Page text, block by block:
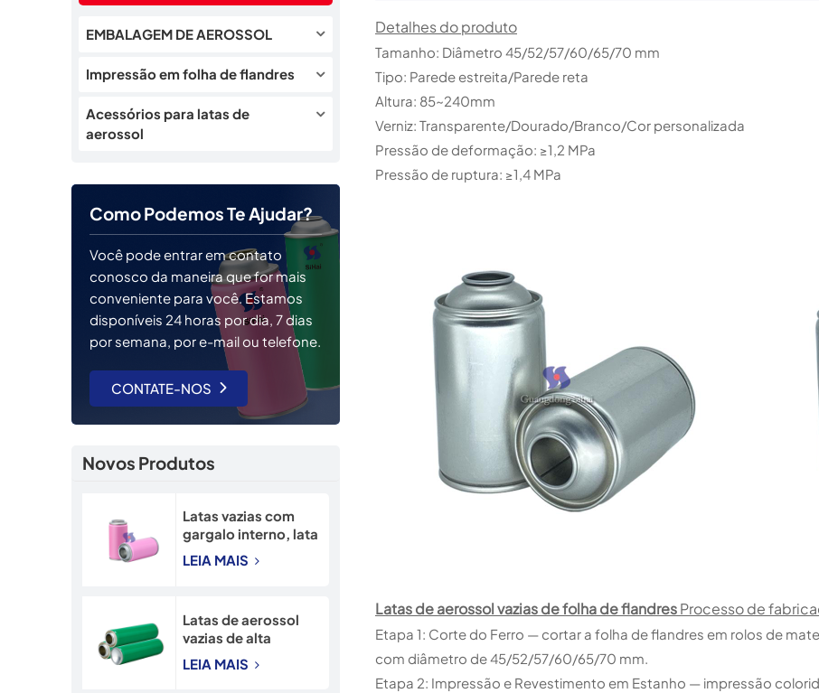
EMBALAGEM DE AEROSSOL
Impressão em folha de flandres
Acessórios para latas de
aerossol
Como Podemos Te Ajudar?
Você pode entrar em contato
conosco da maneira que for mais
conveniente para você. Estamos
disponíveis 24 horas por dia, 7 dias
por semana, por e-mail ou telefone.
CONTATE-NOS
Novos Produtos
Latas vazias com
gargalo interno, lata
recarregável de 45
mm, lata de spray de
LEIA MAIS
Latas de aerossol
vazias de alta
qualidade, com
gargalo de
LEIA MAIS
Detalhes do produto
Tamanho: Diâmetro 45/52/57/60/65/70 mm
Tipo: Parede estreita/Parede reta
Altura: 85~240mm
Verniz: Transparente/Dourado/Branco/Cor personalizada
Pressão de deformação: ≥1,2 MPa
Pressão de ruptura: ≥1,4 MPa
Latas de aerossol vazias de folha de flandresProcesso de
Etapa 1: Corte do Ferro — cortar a folha de flandres em rolos de
com diâmetro de 45/52/57/60/65/70 mm.
Etapa 2: Impressão e Revestimento em Estanho — impressão